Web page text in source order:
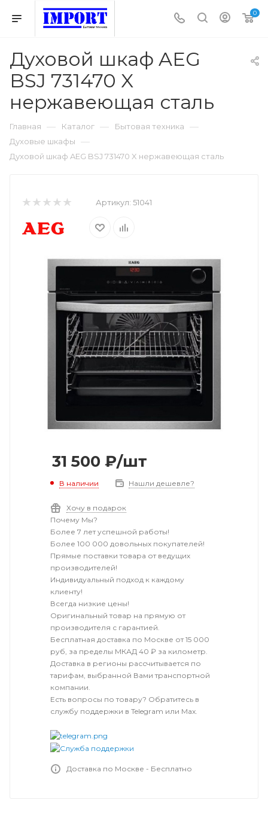
0
Духовой шкаф AEG
BSJ 731470 X
нержавеющая сталь
Главная — Каталог — Бытовая техника —
Духовые шкафы —
Духовой шкаф AEG BSJ 731470 X нержавеющая сталь
Артикул: 51041
31 500 ₽/шт
В наличии Нашли дешевле?
Хочу в подарок
Почему Мы?
Более 7 лет успешной работы!
Более 100 000 довольных покупателей!
Прямые поставки товара от ведущих
производителей!
Индивидуальный подход к каждому
клиенту!
Всегда низкие цены!
Оригинальный товар на прямую от
производителя с гарантией.
Бесплатная доставка по Москве от 15 000
руб, за пределы МКАД 40 ₽ за километр.
Доставка в регионы рассчитывается по
тарифам, выбранной Вами транспортной
компании.
Есть вопросы по товару? Обратитесь в
службу поддержки в Telegram или Max.
Доставка по Москве - Бесплатно